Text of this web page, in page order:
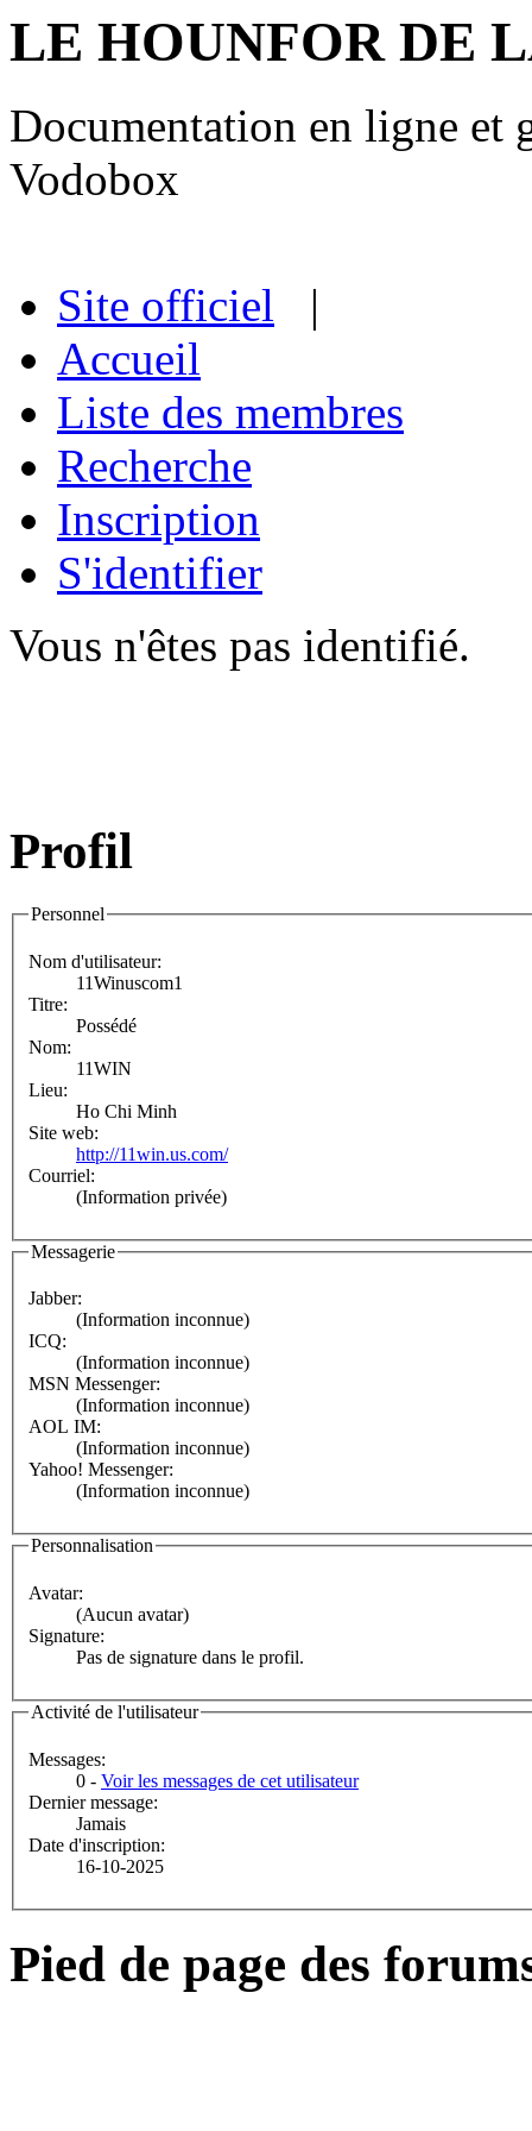
LE HOUNFOR DE
Documentation en ligne et
Vodobox
Site officiel |
Accueil
Liste des membres
Recherche
Inscription
S'identifier
Vous n'êtes pas identifié.
Profil
Personnel
Nom d'utilisateur:
11Winuscom1
Titre:
Possédé
Nom:
11WIN
Lieu:
Ho Chi Minh
Site web:
http://11win.us.com/
Courriel:
(Information privée)
Messagerie
Jabber:
(Information inconnue)
ICQ:
(Information inconnue)
MSN Messenger:
(Information inconnue)
AOL IM:
(Information inconnue)
Yahoo! Messenger:
(Information inconnue)
Personnalisation
Avatar:
(Aucun avatar)
Signature:
Pas de signature dans le profil.
Activité de l'utilisateur
Messages:
0 - Voir les messages de cet utilisateur
Dernier message:
Jamais
Date d'inscription:
16-10-2025
Pied de page des